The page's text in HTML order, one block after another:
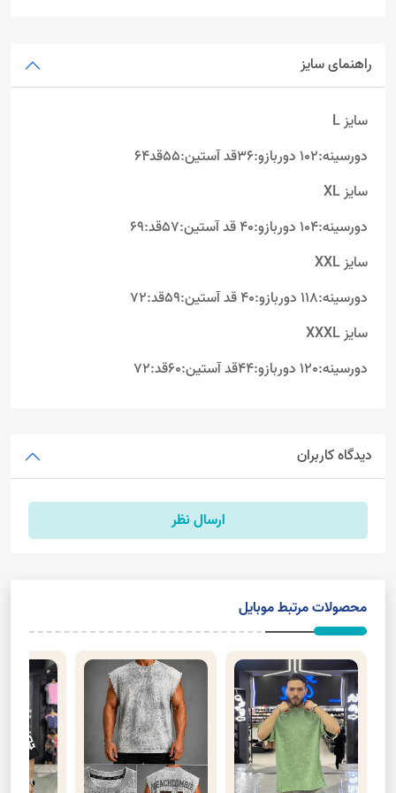
راهنمای سایز
سایز L
دورسینه:102 دوربازو:36قد آستین:55قد64
سایز XL
دورسینه:104 دوربازو:40 قد آستین:57قد:69
سایز XXL
دورسینه:118 دوربازو:40 قد آستین:59قد:72
سایز XXXL
دورسینه:120 دوربازو:44قد آستین:60قد:72
دیدگاه کاربران
ارسال نظر
محصولات مرتبط موبایل